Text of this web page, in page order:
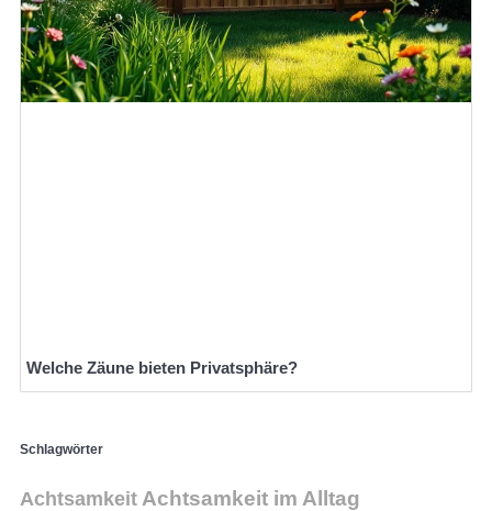
Welche Zäune bieten Privatsphäre?
Schlagwörter
Achtsamkeit Achtsamkeit im Alltag